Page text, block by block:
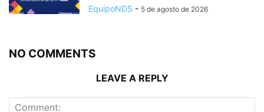
EquipoNDS - 5 de agosto de 2026
NO COMMENTS
LEAVE A REPLY